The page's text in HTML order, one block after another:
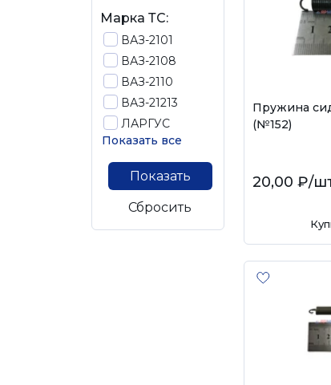
Марка ТС:
ВАЗ-2101
ВАЗ-2108
ВАЗ-2110
ВАЗ-21213
ЛАРГУС
Показать все
Показать
Сбросить
Пружина
(№152)
20,00 ₽/